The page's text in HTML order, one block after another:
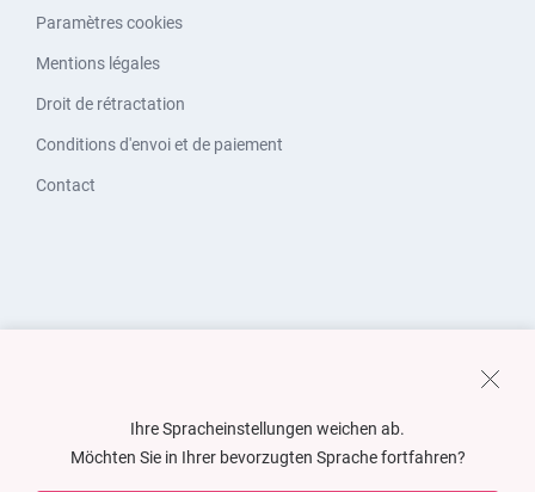
Paramètres cookies
Mentions légales
Droit de rétractation
Conditions d'envoi et de paiement
Contact
Ihre Spracheinstellungen weichen ab.
Möchten Sie in Ihrer bevorzugten Sprache fortfahren?